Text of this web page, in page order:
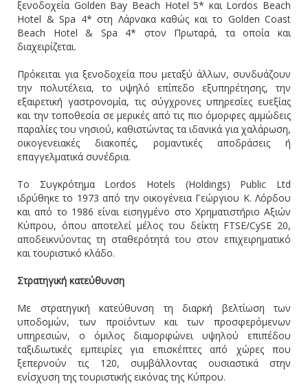
ξενοδοχεία Golden Bay Beach Hotel 5* και Lordos Beach
Hotel & Spa 4* στη Λάρνακα καθώς και το Golden Coast
Beach Hotel & Spa 4* στον Πρωταρά, τα οποία και
διαχειρίζεται.
Πρόκειται για ξενοδοχεία που μεταξύ άλλων, συνδυάζουν
την πολυτέλεια, το υψηλό επίπεδο εξυπηρέτησης, την
εξαιρετική γαστρονομία, τις σύγχρονες υπηρεσίες ευεξίας
και την τοποθεσία σε μερικές από τις πιο όμορφες αμμώδεις
παραλίες του νησιού, καθιστώντας τα ιδανικά για χαλάρωση,
οικογενειακές διακοπές, ρομαντικές αποδράσεις ή
επαγγελματικά συνέδρια.
Το Συγκρότημα Lordos Hotels (Holdings) Public Ltd
ιδρύθηκε το 1973 από την οικογένεια Γεώργιου Κ. Λόρδου
και από το 1986 είναι εισηγμένο στο Χρηματιστήριο Αξιών
Κύπρου, όπου αποτελεί μέλος του δείκτη FTSE/CySE 20,
αποδεικνύοντας τη σταθερότητά του στον επιχειρηματικό
και τουριστικό κλάδο.
Στρατηγική κατεύθυνση
Με στρατηγική κατεύθυνση τη διαρκή βελτίωση των
υποδομών, των προϊόντων και των προσφερόμενων
υπηρεσιών, ο όμιλος διαμορφώνει υψηλού επιπέδου
ταξιδιωτικές εμπειρίες για επισκέπτες από χώρες που
ξεπερνούν τις 120, συμβάλλοντας ουσιαστικά στην
ενίσχυση της τουριστικής εικόνας της Κύπρου.